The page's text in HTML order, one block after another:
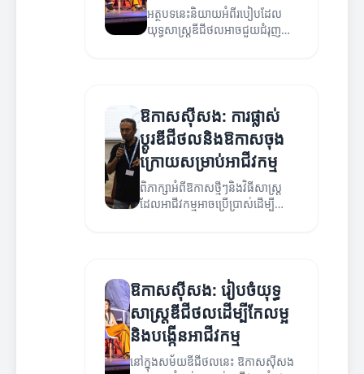
អត្ថបទនេះនិយាយអំពីរបៀបដែល
យុទ្ធសាស្ត្រឌីជីថលអាចជួយជំរុញ
ឱកាសស៊ីសង: ការផ្លាស់
ប្តូរឌីជីថលនិងឱកាសចុង
ក្រោយសម្រាប់អាជីវកម្ម
ពិភាក្សាអំពីឱកាសថ្មីៗនិងវិធីសាស្ត្រ
ដែលអាជីវកម្មអាចប្រើប្រាស់ដើម្បី
ឱកាសស៊ីសង: រៀបចំយុទ្ធ
សាស្ត្រឌីជីថលដើម្បីកែលម្អ
និងបង្កើនអាជីវកម្ម
នៅក្នុងសម័យឌីជីថលនេះ ឱកាសស៊ីសង